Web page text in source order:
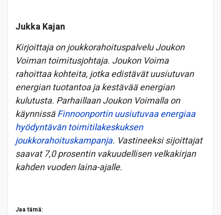
Jukka Kajan
Kirjoittaja on joukkorahoituspalvelu Joukon
Voiman toimitusjohtaja. Joukon Voima
rahoittaa kohteita, jotka edistävät uusiutuvan
energian tuotantoa ja kestävää energian
kulutusta. Parhaillaan Joukon Voimalla on
käynnissäFinnoonportin uusiutuvaa energiaa
hyödyntävän toimitilakeskuksen
joukkorahoituskampanja. Vastineeksi sijoittajat
saavat 7,0 prosentin vakuudellisen velkakirjan
kahden vuoden laina-ajalle.
Jaa tämä: